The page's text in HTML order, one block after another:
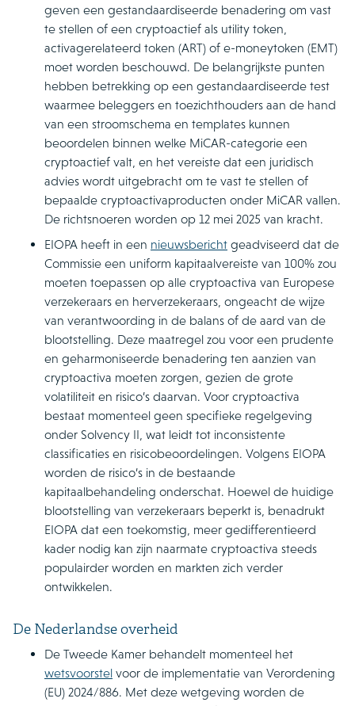
geven een gestandaardiseerde benadering om vast
te stellen of een cryptoactief als utility token,
activagerelateerd token (ART) of e-moneytoken (EMT)
moet worden beschouwd. De belangrijkste punten
hebben betrekking op een gestandaardiseerde test
waarmee beleggers en toezichthouders aan de hand
van een stroomschema en templates kunnen
beoordelen binnen welke MiCAR-categorie een
cryptoactief valt, en het vereiste dat een juridisch
advies wordt uitgebracht om te vast te stellen of
bepaalde cryptoactivaproducten onder MiCAR vallen.
De richtsnoeren worden op 12 mei 2025 van kracht.
EIOPA heeft in een nieuwsbericht geadviseerd dat de
Commissie een uniform kapitaalvereiste van 100% zou
moeten toepassen op alle cryptoactiva van Europese
verzekeraars en herverzekeraars, ongeacht de wijze
van verantwoording in de balans of de aard van de
blootstelling. Deze maatregel zou voor een prudente
en geharmoniseerde benadering ten aanzien van
cryptoactiva moeten zorgen, gezien de grote
volatiliteit en risico’s daarvan. Voor cryptoactiva
bestaat momenteel geen specifieke regelgeving
onder Solvency II, wat leidt tot inconsistente
classificaties en risicobeoordelingen. Volgens EIOPA
worden de risico’s in de bestaande
kapitaalbehandeling onderschat. Hoewel de huidige
blootstelling van verzekeraars beperkt is, benadrukt
EIOPA dat een toekomstig, meer gedifferentieerd
kader nodig kan zijn naarmate cryptoactiva steeds
populairder worden en markten zich verder
ontwikkelen.
De Nederlandse overheid
De Tweede Kamer behandelt momenteel het
wetsvoorstel voor de implementatie van Verordening
(EU) 2024/886. Met deze wetgeving worden de